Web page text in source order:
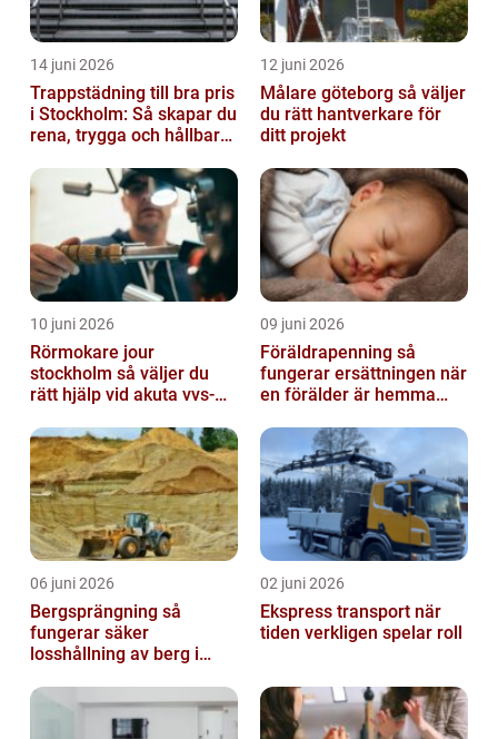
14 juni 2026
Trappstädning till bra pris
i Stockholm: Så skapar du
rena, trygga och hållbara
12 juni 2026
Målare göteborg så väljer
du rätt hantverkare för
ditt projekt
10 juni 2026
Rörmokare jour
stockholm så väljer du
rätt hjälp vid akuta vvs-
09 juni 2026
Föräldrapenning så
fungerar ersättningen när
en förälder är hemma
06 juni 2026
Bergsprängning så
fungerar säker
losshållning av berg i
02 juni 2026
Ekspress transport när
tiden verkligen spelar roll